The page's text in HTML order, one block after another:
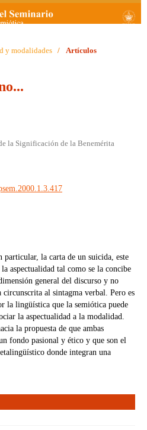
y modalidades
/ Artículos
la Significación de la Benemérita
la carta de un suicida, este
aspectualidad tal como se la concibe
general del discurso y no
circunscrita al sintagma verbal. Pero es
la lingüística que la semiótica puede
la aspectualidad a la modalidad.
la propuesta de que ambas
fondo pasional y ético y que son el
donde integran una